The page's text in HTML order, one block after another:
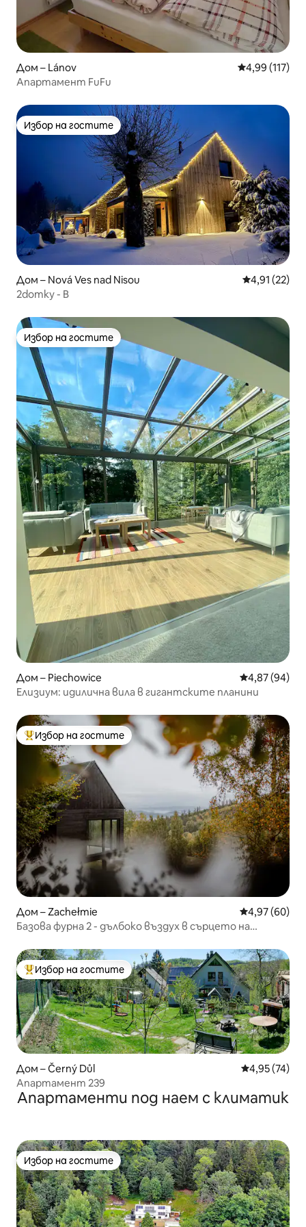
Дом – Lánov Средна
4,99 (117)
Апартамент FuFu
Избор на гостите
Избор на гостите
Дом – Nová Ves nad Nisou Средна
4,91 (22)
2domky - B
Избор на гостите
Избор на гостите
Дом – Piechowice Средна
4,87 (94)
Елизиум: идилична вила в гигантските планини
Най-популярен избор на гостите
Избор на гостите
Дом – Zachełmie Средна
4,97 (60)
Базова фурна 2 - дълбоко въздух в сърцето на
Най-популярен избор на гостите
Избор на гостите
Дом – Černý Důl Средна
4,95 (74)
Апартамент 239
Апартаменти под наем с климатик
Избор на гостите
Избор на гостите